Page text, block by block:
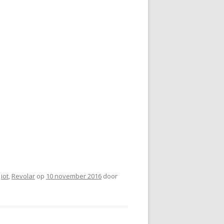
iot, Revolar op 10 november 2016 door